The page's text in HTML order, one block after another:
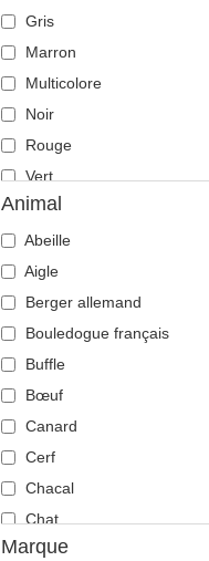
Gris
Marron
Multicolore
Noir
Rouge
Vert
Violette
Animal
Abeille
Aigle
Berger allemand
Bouledogue français
Buffle
Bœuf
Canard
Cerf
Chacal
Chat
Cheval
Marque